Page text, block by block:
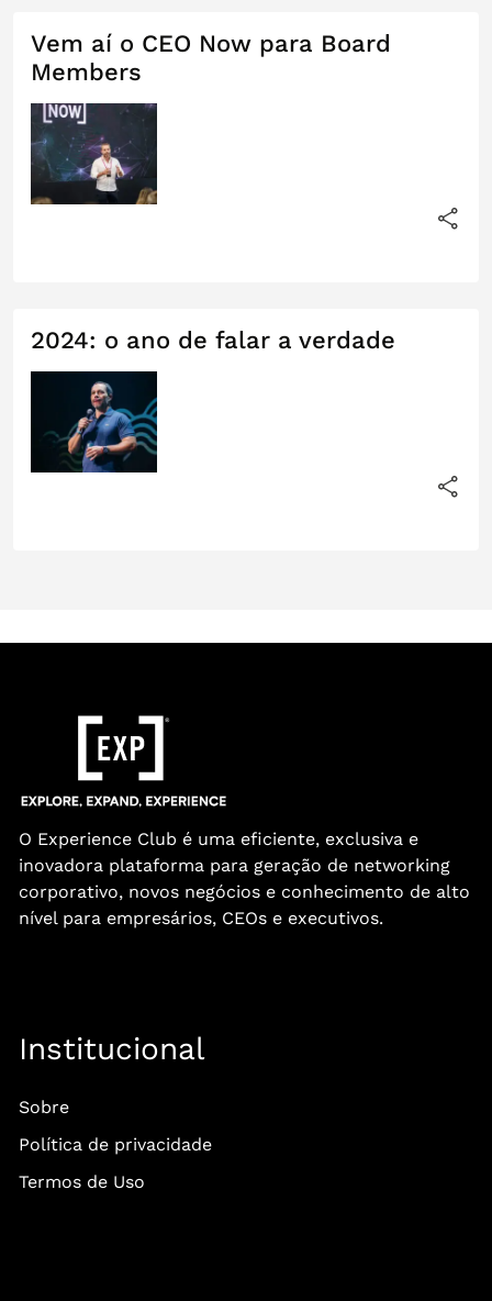
Vem aí o CEO Now para Board
Members
2024: o ano de falar a verdade
O Experience Club é uma eficiente, exclusiva e
inovadora plataforma para geração de networking
corporativo, novos negócios e conhecimento de alto
nível para empresários, CEOs e executivos.
Institucional
Sobre
Política de privacidade
Termos de Uso